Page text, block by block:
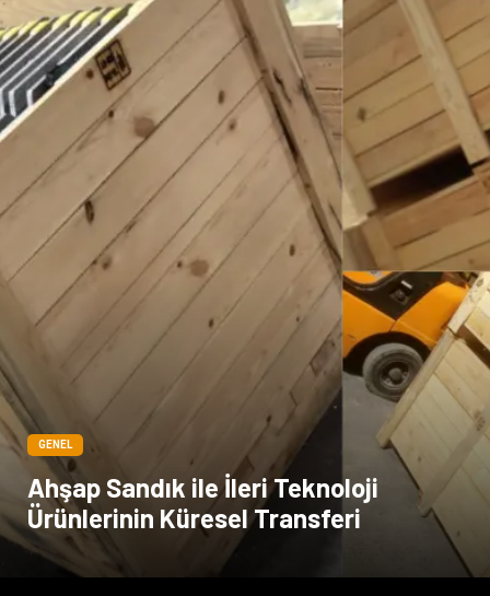
GENEL
Ahşap Sandık ile İleri Teknoloji
Ürünlerinin Küresel Transferi